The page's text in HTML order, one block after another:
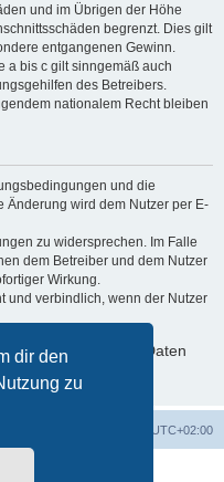
dir den
zu
und im Übrigen der Höhe
begrenzt. Dies gilt
entgangenen Gewinn.
a bis c gilt sinngemäß auch
des Betreibers.
nationalem Recht bleiben
und die
Änderung wird dem Nutzer per E-
zu widersprechen. Im Falle
dem Betreiber und dem Nutzer
Wirkung.
und verbindlich, wenn der Nutzer
persönlichen Daten
UTC+02:00
© phpBB Limited